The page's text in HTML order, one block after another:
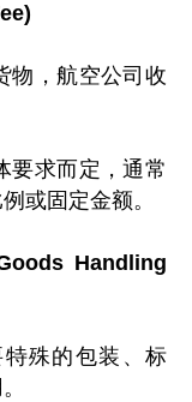
物，航空公司收
要求而定，通常
或固定金额。
Handling
殊的包装、标